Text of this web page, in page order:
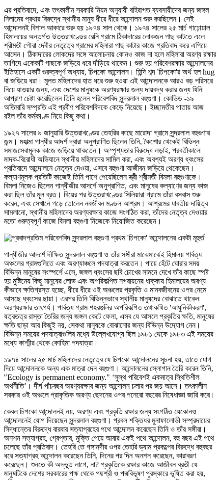
এর প্রতিবাদে, এবং তৎকালীন সরকারি নিয়ম অনুযায়ী বহিরাগত ব্যবসায়ীদের জন্য জঙ্গল
নিলামের প্রথার বিরুদ্ধে স্থানীয় মানুষ ধীরে ধীরে আন্দোলন শুরু করছিলেন। সেই
আন্দোলনই বিশাল আকারে শুরু হয় ১৯৭৪ সাল থেকে। ১৯৭৪ সালের ২৫ মার্চ গাঢ়োয়াল
হিমালয়ের অন্তর্গত উত্তরাখণ্ডের রেনি গ্রামে ঠিকাদারের লোকজন গাছ কাটতে এলে
শ্রীমতী গৌরা দেবীর নেতৃত্বে গ্রামের মহিলারা গাছ কাটার কাজে প্রতিবাদ করে এগিয়ে
আসেন। ঠিকাদারের লোকদের সঙ্গে আলোচনায় কোনও কাজ না হলে মহিলারা অরণ্য রক্ষার
তাগিদে একেকটি গাছকে জড়িয়ে ধরে দাঁড়িয়ে থাকেন। শুরু হয় পরিবেশরক্ষার আন্দোলনের
ইতিহাসে একটি গুরুত্বপূর্ণ অধ্যায়, চিপকো আন্দোলন। হিন্দি শব্দ 'চিপকো'র অর্থ হল hug
বা জড়িয়ে ধরা। মূলত মহিলাদের হাত ধরে শুরু হওয়া এই আন্দোলনকে আরও বড় পরিসরে
নিয়ে যাওয়ার জন্য, এবং দেশের মানুষকে অরণ্যরক্ষার জন্য দায়বদ্ধ করার জন্য যিনি
আপ্রাণ চেষ্টা করেছিলেন তিনি হলেন পরিবেশবিদ সুন্দরলাল বহুগুণা। কোভিড -১৯
অতিমারি সম্প্রতি এই প্রবীণ পরিবেশবিদকে কেড়ে নিয়েছে। ইচ্ছামতীর পাতায় আজ
রইল তাঁর কর্মকাণ্ড নিয়ে কিছু কথা।
১৯২৭ সালের ৯ জানুয়ারি উত্তরাখণ্ডের তেহরির কাছে মারোদা গ্রামে সুন্দরলাল বহুগুণার
জন্ম। মহাত্মা গান্ধীর আদর্শ দ্বারা অনুপ্রাণিত ছিলেন তিনি, কৈশোর থেকেই বিভিন্ন
সমাজসেবামূলক কাজে জড়িয়ে থাকতেন। অস্পৃশ্যতার বিরুদ্ধে লড়াই, পরবর্তীকালে
মাদক-বিরোধী অভিযানে স্থানীয় মহিলাদের সামিল করা, এবং অবশ্যই অরণ্য ধ্বংসের
প্রতিবাদে আন্দোলনে নেতৃত্ব দেওয়া, এসবে বহুগুণা আজীবন জড়িয়ে থেকেছেন।
কল্যাণমূলক প্রতিটি কাজেই তিনি পাশে পেয়েছিলেন স্ত্রী শ্রীমতী বিমলা বহুগুণাকে।
বিমলা নিজেও ছিলেন গান্ধীজীর আদর্শে অনুপ্রাণিত, এবং মানুষের কল্যাণের জন্য কাজ
করা ছিল তাঁর মূল ব্রত। বিয়ের পর উত্তরাখণ্ডের সিলিয়ারা গ্রামে তাঁরা বসবাস শুরু
করেন, এবং সেখানে গড়ে তোলেন নবজীবন মণ্ডল আশ্রম। আশ্রমের যাবতীয় দায়িত্ব
সামলানো, স্থানীয় মহিলাদের অরণ্যরক্ষার কাজে সংগঠিত করা, তাঁদের নেতৃত্ব দেওয়ার
মতো গুরুত্বপূর্ণ কাজে বিমলা বহুগুণা নিজেকে নিয়োজিত করেছেন।
প্রথম 'চিপকো' আন্দোলনের একটা মূহুর্ত
গান্ধীজীর আদর্শে দীক্ষিত সুন্দরলাল বহুগুণা ও তাঁর সঙ্গীরা মাঝেমাঝেই হিমালয় পার্বত্য
অঞ্চলের গ্রামগুলিতে এবং অরণ্যাঞ্চলে পদযাত্রা করতেন। পায়ে হেঁটে ঘোরার সময়
বিভিন্ন মানুষের সংস্পর্শে এসে, জঙ্গল ধ্বংসের ছবি চোখের সামনে দেখে তাঁর কাছে স্পষ্ট
হয় মুষ্টিমেয় কিছু মানুষের লোভ এবং অপরিকল্পিত নগরায়নের ধাক্কায় হিমালয়ের অরণ্য
কীভাবে ক্ষতিগ্রস্ত হচ্ছে, ধীরে ধীরে ওই অঞ্চলের প্রকৃতি ও মানবজীবনের ওপর নেমে
আসছে ধ্বংসের ছায়া। এরপর তিনি বিভিন্নভাবে স্থানীয় মানুষদের বোঝাতে থাকেন
অরণ্যরক্ষার তাৎপর্য। পার্বত্য গ্রাম শহরগুলির অপরিকল্পিত তথাকথিত 'আধুনিকীকরণ',
যত্রতত্র রাস্তা তৈরির জন্য জঙ্গল কেটে ফেলা, এসব যে আসলে প্রকৃতির ক্ষতি, মানুষের
ক্ষতি ছাড়া আর কিছুই নয়, সেকথা মানুষকে বোঝানোর জন্য বিভিন্ন উদ্যোগ নেন।
বিভিন্ন সময়ের পদযাত্রাগুলির মধ্যে উল্লেখযোগ্য ছিল ১৯৮১ থেকে ১৯৮৩ এই সময়ের
মধ্যে কাশ্মীর থেকে কোহিমা পদযাত্রা।
১৯৭৪ সালের ২৫ মার্চ মহিলাদের নেতৃত্বে যে চিপকো আন্দোলনের সূচনা হয়, তাতে যোগ
দিয়ে আন্দোলনকে অন্য এক মাত্রা দেন বহুগুণা। আন্দোলনের স্লোগান তৈরি করেন তিনি,
"Ecology is permanent economy." ‘সুস্থ পরিবেশই একমাত্র স্থিতিশীল
অর্থনীতি’। দীর্ঘ পাঁচবছর অরণ্যরক্ষার জন্য আন্দোলন চলার পর জয় আসে। তৎকালীন
সরকার ওই অঞ্চলে প্রাকৃতিক অরণ্য ছেদনের ওপর পনেরো বছরের নিষেধাজ্ঞা জারি করে।
কেবল চিপকো আন্দোলনই নয়, অরণ্য এবং প্রকৃতি রক্ষার জন্য সংগঠিত যেকোনও
আন্দোলনেই যোগ দিয়েছেন সুন্দরলাল বহুগুণা। প্রবল শক্তিধর মুনাফালোভী সম্প্রদায়ের
সিদ্ধান্তের বিরুদ্ধে বারবার সত্যাগ্রহের পথে আন্দোলন করেছেন তিনি ও তাঁর সঙ্গীরা।
অনশন সত্যাগ্রহ, গ্রেপ্তার, মুক্তি পেয়ে আবার একই পথে আন্দোলন, বহু বছর এই পথে
চলেছে তাঁর প্রতিবাদ। তেহরি তে গঙ্গানদীর ওপর তেহরি ড্যাম প্রকল্পের বিরুদ্ধে বহুবছর
ধরে সত্যাগ্রহ আন্দোলন করেছেন তিনি, দিনের পর দিন অনশন করেছেন, কারাবরণ
করেছেন। শুনতে কী অদ্ভুত লাগে, না? প্রকৃতিকে রক্ষার কাজে আজীবন ব্রতী যে
মানুষটিকে দেশের সরকারের পক্ষ থেকে পদ্মশ্রী ও পদ্মবিভূষণ পুরস্কারে ভূষিত করা হয়,